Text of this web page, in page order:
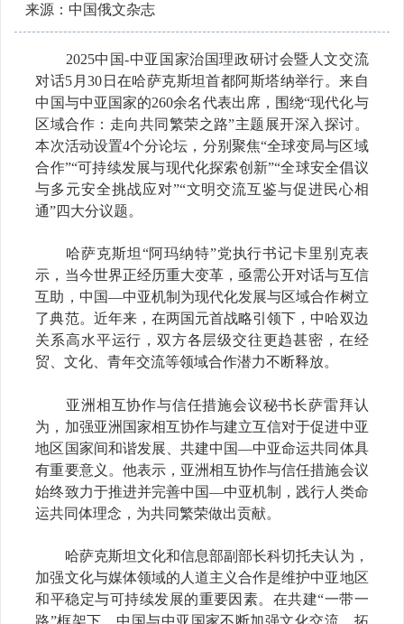
来源：中国俄文杂志
2025中国-中亚国家治国理政研讨会暨人文交流
对话5 月30 日在哈萨克斯坦首都阿斯塔纳举行。来自
中国与中亚国家的260余名代表出席，围绕“现代化与
区域合作：走向共同繁荣之路”主题展开深入探讨。
本次活动设置4个分论坛，分别聚焦“全球变局与区域
合作”“可持续发展与现代化探索创新”“全球安全倡议
与多元安全挑战应对”“文明交流互鉴与促进民心相
通”四大分议题。
哈萨克斯坦“阿玛纳特”党执行书记卡里别克表
示，当今世界正经历重大变革，亟需公开对话与互信
互助，中国—中亚机制为现代化发展与区域合作树立
了典范。近年来，在两国元首战略引领下，中哈双边
关系高水平运行，双方各层级交往更趋甚密，在经
贸、文化、青年交流等领域合作潜力不断释放。
亚洲相互协作与信任措施会议秘书长萨雷拜认
为，加强亚洲国家相互协作与建立互信对于促进中亚
地区国家间和谐发展、共建中国—中亚命运共同体具
有重要意义。他表示，亚洲相互协作与信任措施会议
始终致力于推进并完善中国—中亚机制，践行人类命
运共同体理念，为共同繁荣做出贡献。
哈萨克斯坦文化和信息部副部长科切托夫认为，
加强文化与媒体领域的人道主义合作是维护中亚地区
和平稳定与可持续发展的重要因素。在共建“一带一